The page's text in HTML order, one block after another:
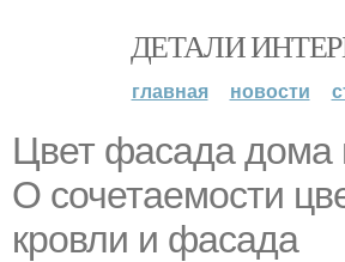
ДЕТАЛИ
главная новости
Цвет фасада дома
О сочетаемости
кровли и фасада